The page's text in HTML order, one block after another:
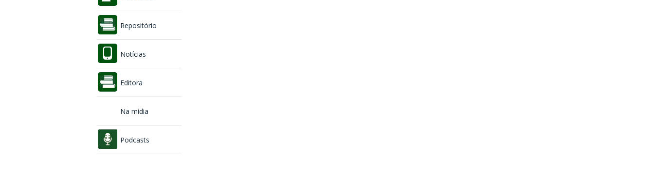
Repositório
Notícias
Editora
Na mídia
Podcasts